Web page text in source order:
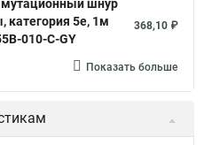
шнур
категория 5е, 1м
010-C-GY
368,10 ₽
Показать больше